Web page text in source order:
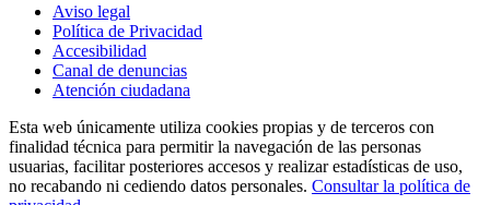
Aviso legal
Política de Privacidad
Accesibilidad
Canal de denuncias
Atención ciudadana
Esta web únicamente utiliza cookies propias y de terceros con
finalidad técnica para permitir la navegación de las personas
usuarias, facilitar posteriores accesos y realizar estadísticas de uso,
no recabando ni cediendo datos personales. Consultar la política de